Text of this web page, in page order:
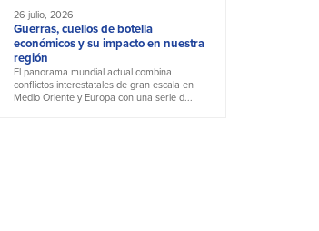
26 julio, 2026
Guerras, cuellos de botella
económicos y su impacto en nuestra
región
El panorama mundial actual combina
conflictos interestatales de gran escala en
Medio Oriente y Europa con una serie d...